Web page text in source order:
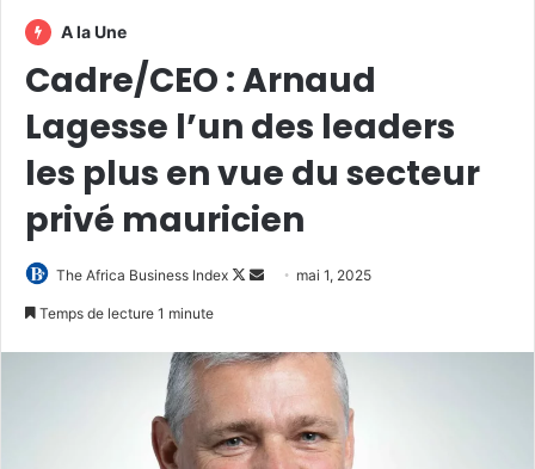
A la Une
Cadre/CEO : Arnaud
Lagesse l’un des leaders
les plus en vue du secteur
privé mauricien
The Africa Business Index
Follow
Envoyermai 1, 2025
Temps de lecture 1 minute